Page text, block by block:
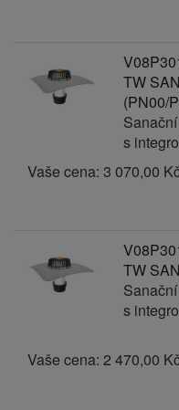
TW
(PN00/
s
Vaše cena: 3 070,00
TW
s
Vaše cena: 2 470,00